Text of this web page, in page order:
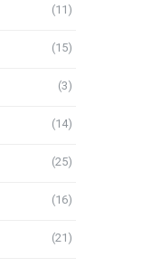
(11)
(15)
(3)
(14)
(25)
(16)
(21)